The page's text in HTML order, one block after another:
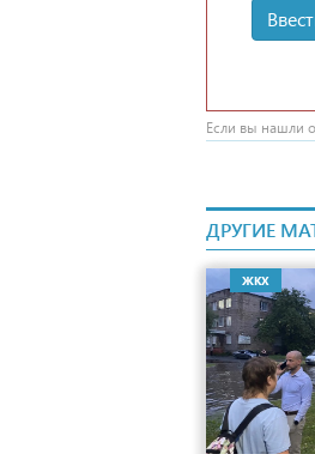
Если вы нашли
ДРУГИЕ
ЖКХ